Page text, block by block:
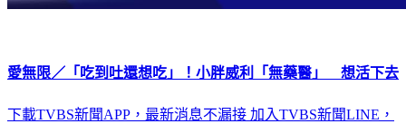
愛無限／「吃到吐還想吃」！小胖威利「無藥醫」 想活下去
下載TVBS新聞APP，最新消息不漏接 加入TVBS新聞LINE，